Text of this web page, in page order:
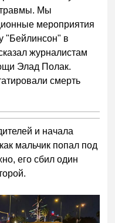
травмы. Мы
мероприятия
"Бейлинсон" в
журналистам
Элад Полак.
смерть
и начала
мальчик попал под
его сбил один